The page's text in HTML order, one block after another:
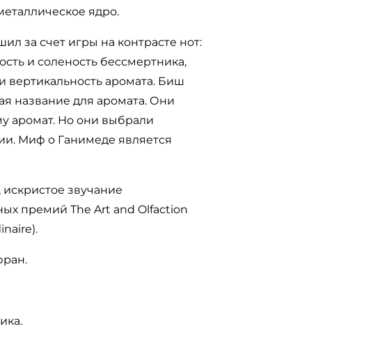
ядро.
за счет игры на контрасте нот:
и соленость бессмертника,
вертикальность аромата. Биш
название для аромата. Они
аромат. Но они выбрали
Миф о Ганимеде является
звучание
премий The Art and Olfaction